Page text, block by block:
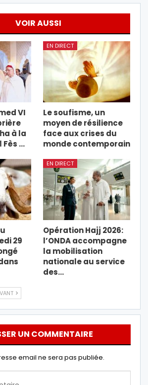
VOIR AUSSI
VI
à la
Fès …
EN DIRECT
Le soufisme, un
moyen de résilience
face aux crises du
monde contemporain
29
EN DIRECT
Opération Hajj 2026:
l’ONDA accompagne
la mobilisation
nationale au service
des…
UN COMMENTAIRE
email ne sera pas publiée.